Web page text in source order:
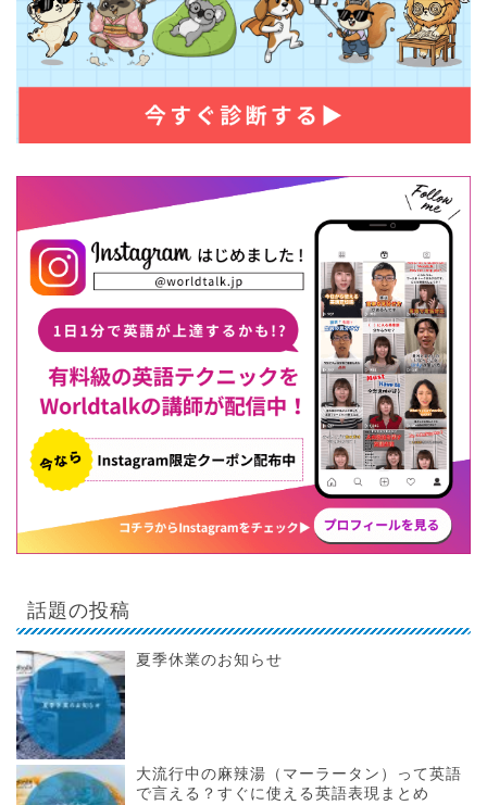
話題の投稿
夏季休業のお知らせ
大流行中の麻辣湯（マーラータン）って英語
で言える？すぐに使える英語表現まとめ